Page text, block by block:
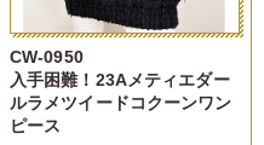
CW-0950
入手困難！23Aメティエダー
ルラメツイードコクーンワン
ピース